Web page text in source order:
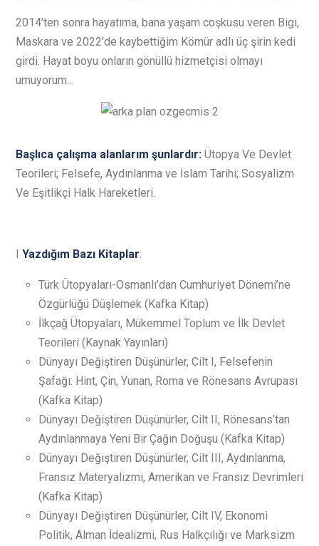
2014’ten sonra hayatıma, bana yaşam coşkusu veren Bigi,
Maskara ve 2022’de kaybettiğim Kömür adlı üç şirin kedi
girdi. Hayat boyu onların gönüllü hizmetçisi olmayı
umuyorum…
Başlıca çalışma alanlarım şunlardır: Ütopya Ve Devlet
Teorileri; Felsefe, Aydınlanma ve İslam Tarihi; Sosyalizm
Ve Eşitlikçi Halk Hareketleri.
I Yazdığım Bazı Kitaplar:
Türk Ütopyaları-Osmanlı’dan Cumhuriyet Dönemi’ne
Özgürlüğü Düşlemek (Kafka Kitap)
İlkçağ Ütopyaları, Mükemmel Toplum ve İlk Devlet
Teorileri (Kaynak Yayınları)
Dünyayı Değiştiren Düşünürler, Cilt I, Felsefenin
Şafağı: Hint, Çin, Yunan, Roma ve Rönesans Avrupası
(Kafka Kitap)
Dünyayı Değiştiren Düşünürler, Cilt II, Rönesans’tan
Aydınlanmaya Yeni Bir Çağın Doğuşu (Kafka Kitap)
Dünyayı Değiştiren Düşünürler, Cilt III, Aydınlanma,
Fransız Materyalizmi, Amerikan ve Fransız Devrimleri
(Kafka Kitap)
Dünyayı Değiştiren Düşünürler, Cilt IV, Ekonomi
Politik, Alman İdealizmi, Rus Halkçılığı ve Marksizm